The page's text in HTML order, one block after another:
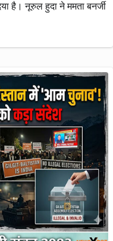
है। नूरुल हुदा ने ममता बनर्जी